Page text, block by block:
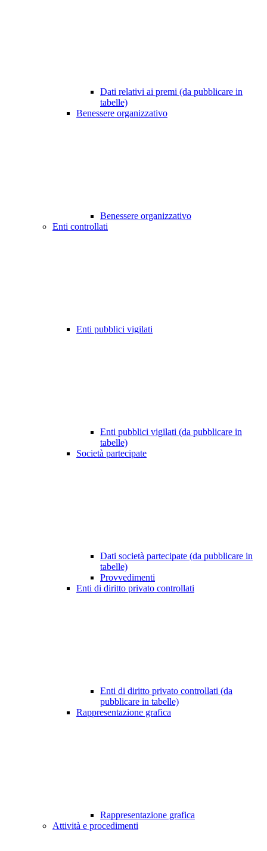
Dati relativi ai premi (da pubblicare in
tabelle)
Benessere organizzativo
Benessere organizzativo
Enti controllati
Enti pubblici vigilati
Enti pubblici vigilati (da pubblicare in
tabelle)
Società partecipate
Dati società partecipate (da pubblicare in
tabelle)
Provvedimenti
Enti di diritto privato controllati
Enti di diritto privato controllati (da
pubblicare in tabelle)
Rappresentazione grafica
Rappresentazione grafica
Attività e procedimenti